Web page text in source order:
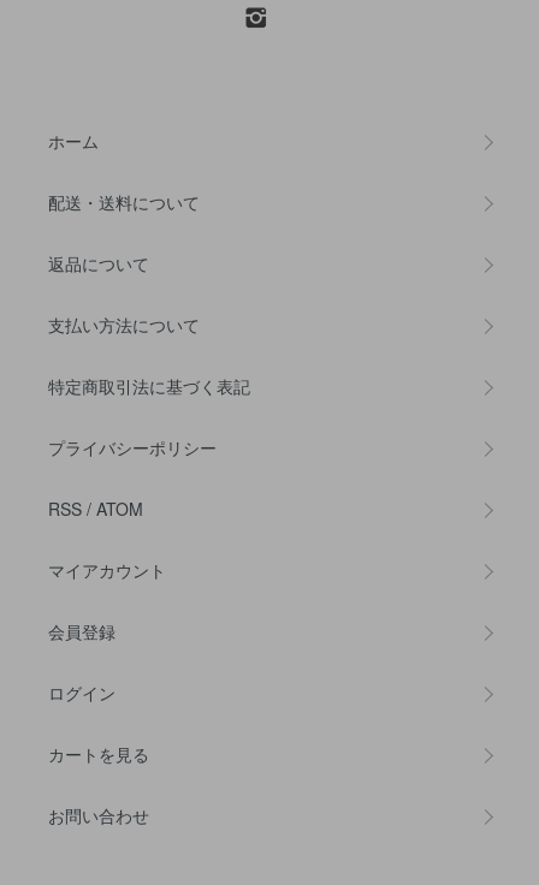
ホーム
配送・送料について
返品について
支払い方法について
特定商取引法に基づく表記
プライバシーポリシー
RSS / ATOM
マイアカウント
会員登録
ログイン
カートを見る
お問い合わせ